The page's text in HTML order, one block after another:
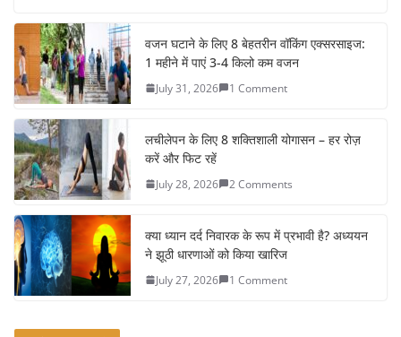
c
e
b
o
o
k
itt
er e
वजन घटाने के लिए 8 बेहतरीन वॉकिंग एक्सरसाइज:
1 महीने में पाएं 3-4 किलो कम वजन
July 31, 2026 1 Comment
लचीलेपन के लिए 8 शक्तिशाली योगासन – हर रोज़
करें और फिट रहें
July 28, 2026 2 Comments
क्या ध्यान दर्द निवारक के रूप में प्रभावी है? अध्ययन
ने झूठी धारणाओं को किया खारिज
July 27, 2026 1 Comment